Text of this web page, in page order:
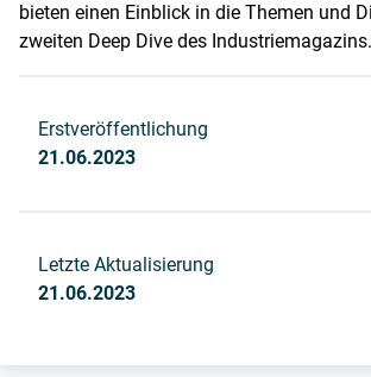
bieten einen Einblick in die Themen und
zweiten Deep Dive des Industriemagazins.
Erstveröffentlichung
21.06.2023
Letzte Aktualisierung
21.06.2023